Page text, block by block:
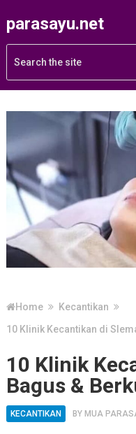
parasayu.net
Home
Kecantikan
10 Klinik Kecantikan di
10 Klinik
Bagus &
KECANTIKAN BY MUA